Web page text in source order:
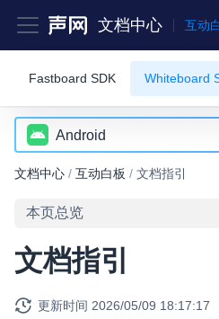
文档中心 互动
产品 解决方案 通用文档
实时互动基础能力
对话式 AI 引擎 NEW
突破传统文字交互模式，与 AI 进
音对话
实时互动
扩展性和更优秀的互动效果
Fastboard SDK Whiteboard
Android
Android
iOS
Web
RESTful
文档中心 / 互动白板 / 文档指引
本页总览
文档指引
更新时间 2026/05/09 18:17:17